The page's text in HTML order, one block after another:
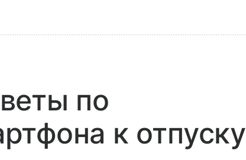
по
к отпуску